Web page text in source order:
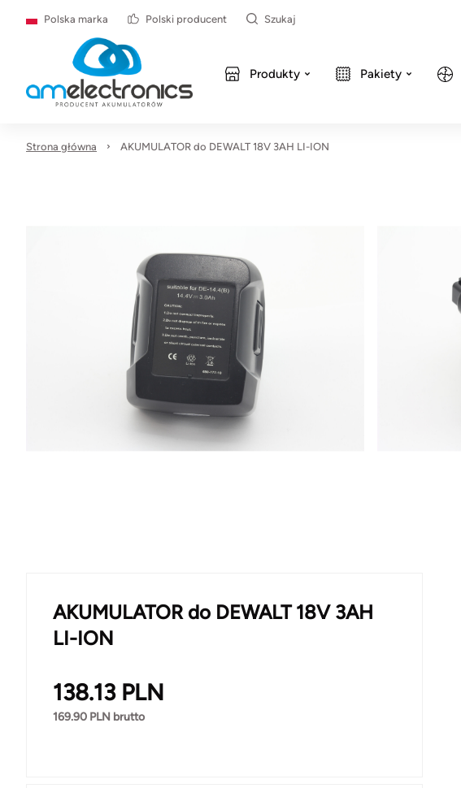
Polska marka Polski producent Szukaj
Produkty Pakiety
Strona główna AKUMULATOR do DEWALT 18V 3AH LI-ION
AKUMULATOR do DEWALT 18V 3AH
LI-ION
138.13PLN
169.90 PLN brutto